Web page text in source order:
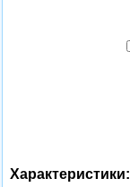
Характеристики: